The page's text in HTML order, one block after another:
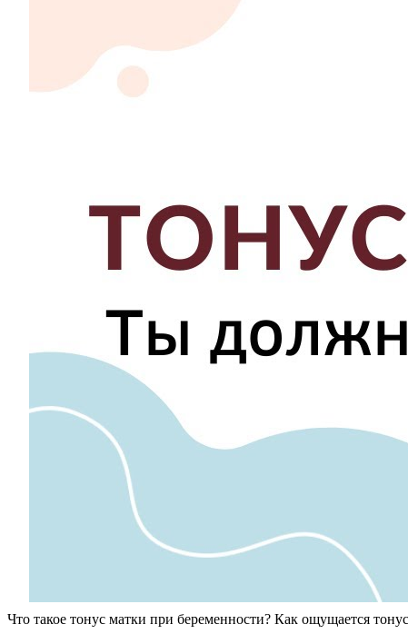
Что такое тонус матки при беременности? Как ощущается